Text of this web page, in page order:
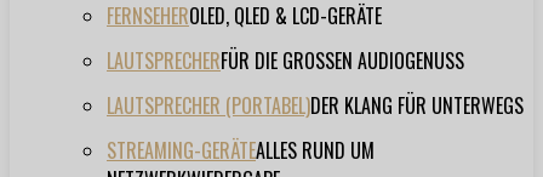
FERNSEHEROLED, QLED & LCD-GERÄTE
LAUTSPRECHERFÜR DIE GROSSEN AUDIOGENUSS
LAUTSPRECHER (PORTABEL)DER KLANG FÜR UNTERWEGS
STREAMING-GERÄTEALLES RUND UM